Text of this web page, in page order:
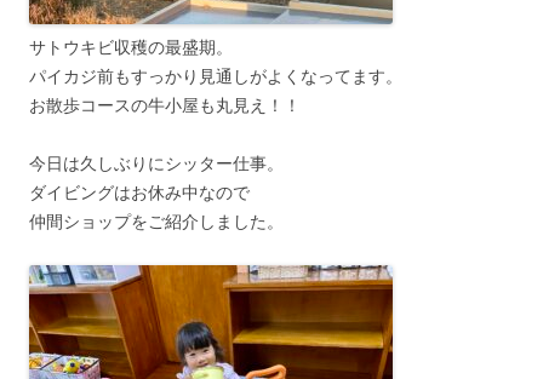
サトウキビ収穫の最盛期。
パイカジ前もすっかり見通しがよくなってます。
お散歩コースの牛小屋も丸見え！！
今日は久しぶりにシッター仕事。
ダイビングはお休み中なので
仲間ショップをご紹介しました。